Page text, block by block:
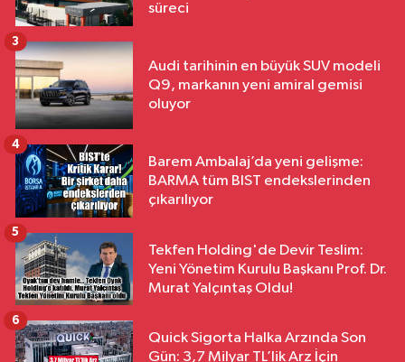
süreci
Audi tarihinin en büyük SUV modeli
Q9, markanın yeni amiral gemisi
oluyor
3
Barem Ambalaj’da yeni gelişme:
BARMA tüm BIST endekslerinden
çıkarılıyor
4
Tekfen Holding'de Devir Teslim:
Yeni Yönetim Kurulu Başkanı Prof. Dr.
Murat Yalçıntaş Oldu!
5
Quick Sigorta Halka Arzında Son
Gün: 3,7 Milyar TL’lik Arz İçin
6